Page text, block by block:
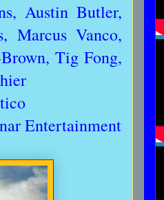
Austin Butler,
Marcus Vanco,
Tig Fong,
Entertainment